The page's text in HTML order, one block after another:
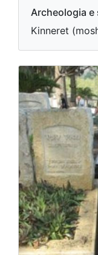
Archeologia
Kinneret